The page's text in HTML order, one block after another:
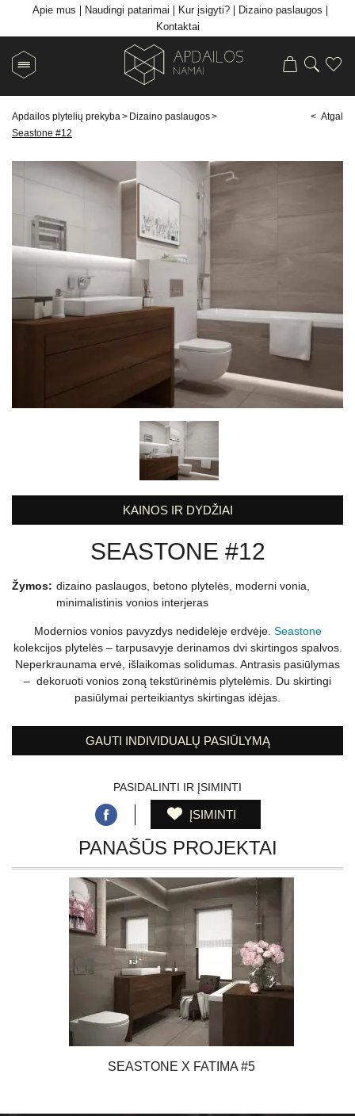
Apie mus Naudingi patarimai Kur įsigyti?
Dizaino paslaugos
Kontaktai
Apdailos plytelių prekyba > Dizaino paslaugos>
Seastone #12
< Atgal
KAINOS IR DYDŽIAI
SEASTONE #12
Žymos: dizaino paslaugos, betono plytelės, moderni vonia,
minimalistinis vonios interjeras
Modernios vonios pavyzdys nedidelėje erdvėje. Seastone
kolekcijos plytelės – tarpusavyje derinamos dvi skirtingos spalvos.
Neperkraunama ervė, išlaikomas solidumas. Antrasis pasiūlymas
– dekoruoti vonios zoną tekstūrinėmis plytelėmis. Du skirtingi
pasiūlymai perteikiantys skirtingas idėjas.
GAUTI INDIVIDUALŲ PASIŪLYMĄ
PASIDALINTI IR ĮSIMINTI
ĮSIMINTI
PANAŠŪS PROJEKTAI
SEASTONE X FATIMA #5